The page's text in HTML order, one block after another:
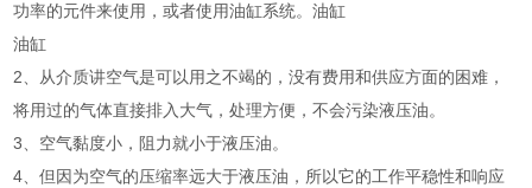
功率的元件来使用，或者使用油缸系统。油缸
油缸
2、从介质讲空气是可以用之不竭的，没有费用和供应方面的困难，
将用过的气体直接排入大气，处理方便，不会污染液压油。
3、空气黏度小，阻力就小于液压油。
4、但因为空气的压缩率远大于液压油，所以它的工作平稳性和响应